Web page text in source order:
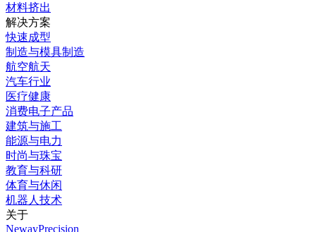
材料挤出
解决方案
快速成型
制造与模具制造
航空航天
汽车行业
医疗健康
消费电子产品
建筑与施工
能源与电力
时尚与珠宝
教育与科研
体育与休闲
机器人技术
关于
NewayPrecision